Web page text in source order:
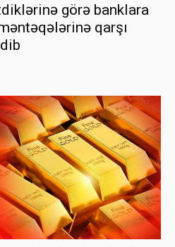
görə banklara
qarşı